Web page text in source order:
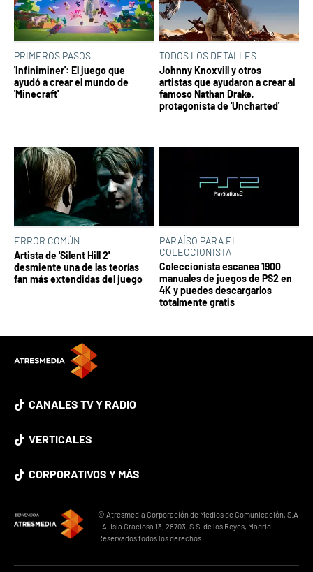
PRIMEROS PASOS
'Infiniminer': El juego que
ayudó a crear el mundo de
'Minecraft'
TODOS LOS DETALLES
Johnny Knoxvill y otros
artistas que ayudaron a crear al
famoso Nathan Drake,
protagonista de 'Uncharted'
ERROR COMÚN
Artista de 'Silent Hill 2'
desmiente una de las teorías
fan más extendidas del juego
PARAÍSO PARA EL
COLECCIONISTA
Coleccionista escanea 1900
manuales de juegos de PS2 en
4K y puedes descargarlos
totalmente gratis
CANALES TV Y RADIO
VERTICALES
CORPORATIVOS Y MÁS
© Atresmedia Corporación de Medios de Comunicación, S.A
- A. Isla Graciosa 13, 28703, S.S. de los Reyes, Madrid.
Reservados todos los derechos